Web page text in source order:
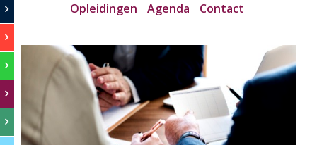
Opleidingen Agenda Contact